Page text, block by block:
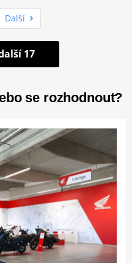
Další
17
se rozhodnout?